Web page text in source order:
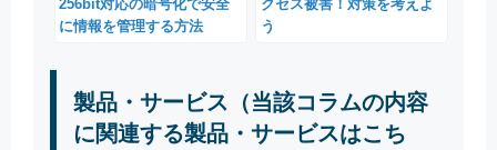
256bit対応の暗号化で安全
に情報を管理する方法
クセス被害！対策を考えよ
う
製品・サービス（当該コラムの内容
に関連する製品・サービスはこち